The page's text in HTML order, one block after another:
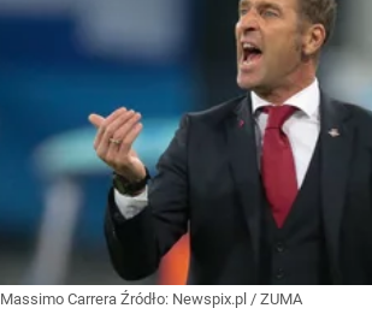
Massimo Carrera Źródło: Newspix.pl / ZUMA